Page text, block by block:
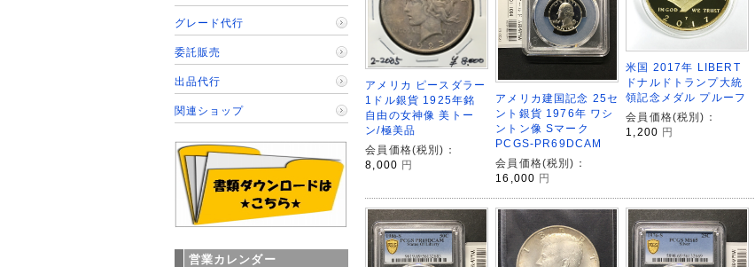
アメリカ ピースダラー
1ドル銀貨 1925年銘
自由の女神像 美トー
ン/極美品
会員価格(税別)：
8,000 円
アメリカ建国記念 25セ
ント銀貨 1976年 ワシ
ントン像 Sマーク
PCGS-PR69DCAM
会員価格(税別)：
16,000 円
米国 2017年 LIBERT
ドナルドトランプ大統
領記念メダル プルーフ
会員価格(税別)：
1,200 円
グレード代行
委託販売
出品代行
関連ショップ
営業カレンダー